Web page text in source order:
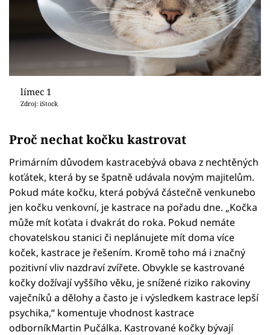
límec 1
Zdroj: iStock
Proč nechat kočku kastrovat
Primárním důvodem kastracebývá obava z nechtěných
koťátek, která by se špatně udávala novým majitelům.
Pokud máte kočku, která pobývá částečně venkunebo
jen kočku venkovní, je kastrace na pořadu dne. „Kočka
může mít koťata i dvakrát do roka. Pokud nemáte
chovatelskou stanici či neplánujete mít doma více
koček, kastrace je řešením. Kromě toho má i značný
pozitivní vliv nazdraví zvířete. Obvykle se kastrované
kočky dožívají vyššího věku, je snížené riziko rakoviny
vaječníků a dělohy a často je i výsledkem kastrace lepší
psychika,“ komentuje vhodnost kastrace
odborníkMartin Pučálka. Kastrované kočky bývají